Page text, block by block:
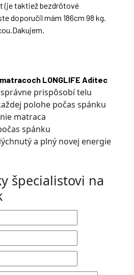
(je taktiež bezdrôtové
doporučil mám 186cm 98 kg.
LONGLIFE Aditec
prispôsobí telu
polohe počas spánku
matraca
spánku
a plný novej energie
špecialistovi na